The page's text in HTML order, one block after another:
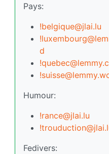
Pays:
!belgique@jlai.lu
d
Humour:
!rance@jlai.lu
Fedivers: